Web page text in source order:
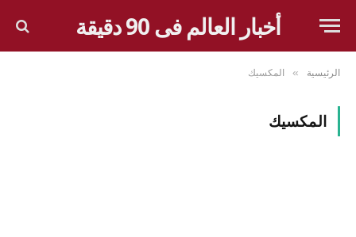
أخبار العالم فى 90 دقيقة
الرئيسية » المكسيك
المكسيك